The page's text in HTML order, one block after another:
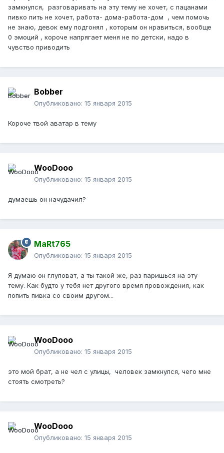
замкнулся, разговаривать на эту тему не хочет, с пацанами
пивко пить не хочет, работа- дома-работа-дом , чем помочь
не знаю, девок ему подгонял , которым он нравиться, вообще
0 эмоций , короче напрягает меня не по детски, надо в
чувство приводить
Bobber
Опубликовано: 15 января 2015
Короче твой аватар в тему
WooDooo
Опубликовано: 15 января 2015
думаешь он начудачил?
MaRt765
Опубликовано: 15 января 2015
Я думаю он глуповат, а ты такой же, раз паришься на эту
тему. Как будто у тебя нет другого время провождения, как
попить пивка со своим другом...
WooDooo
Опубликовано: 15 января 2015
это мой брат, а не чел с улицы, человек замкнулся, чего мне
стоять смотреть?
WooDooo
Опубликовано: 15 января 2015